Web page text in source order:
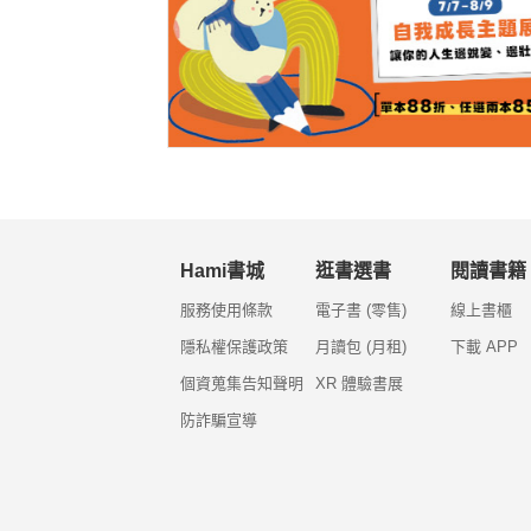
Hami書城
服務使用條款
隱私權保護政策
個資蒐集告知聲明
防詐騙宣導
逛書選書
電子書 (零售)
月讀包 (月租)
XR 體驗書展
閱讀書籍
線上書櫃
下載 APP